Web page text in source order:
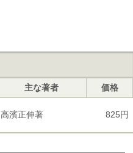
主な著者 価格
高濱正伸著 825円